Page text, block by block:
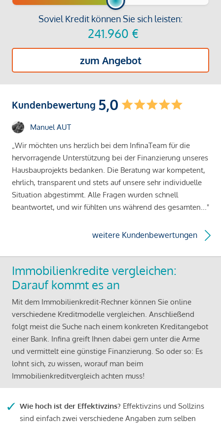
Soviel Kredit können Sie sich leisten:
241.960 €
zum Angebot
Kundenbewertung 5,0
Manuel AUT
„Wir möchten uns herzlich bei dem InfinaTeam für die
hervorragende Unterstützung bei der Finanzierung unseres
Hausbauprojekts bedanken. Die Beratung war kompetent,
ehrlich, transparent und stets auf unsere sehr individuelle
Situation abgestimmt. Alle Fragen wurden schnell
beantwortet, und wir fühlten uns während des gesamten..."
weitere Kundenbewertungen
Immobilienkredite vergleichen:
Darauf kommt es an
Mit dem Immobilienkredit-Rechner können Sie online
verschiedene Kreditmodelle vergleichen. Anschließend
folgt meist die Suche nach einem konkreten Kreditangebot
einer Bank. Infina greift Ihnen dabei gern unter die Arme
und vermittelt eine günstige Finanzierung. So oder so: Es
lohnt sich, zu wissen, worauf man beim
Immobilienkreditvergleich achten muss!
Wie hoch ist der Effektivzins? Effektivzins und Sollzins
sind einfach zwei verschiedene Angaben zum selben